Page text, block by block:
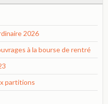
2026
à la bourse de rentré
partitions